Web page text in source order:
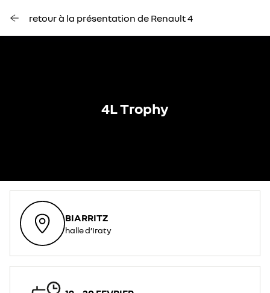
retour à la présentation de Renault 4
4L Trophy​
BIARRITZ​
halle d’Iraty​